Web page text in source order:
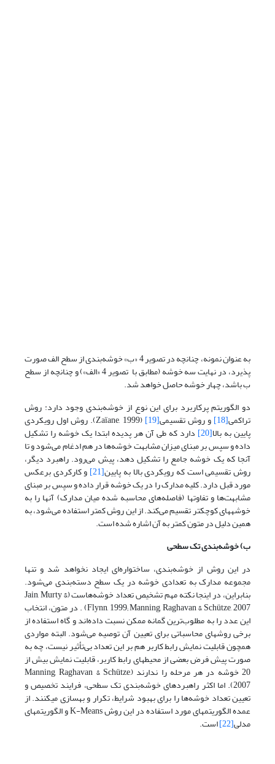
به عنوان نمونه، چنانچه در تصویر 4 «ب» خوشه‌بندی از سطح الف صورت
پذیرد، در نهایت سه خوشه (مطابق با تصویر 4 «الف») و چنانچه از سطح
ب باشد، چهار خوشه حاصل خواهد شد.
دو الگوریتم پرکاربرد برای این نوع از خوشه‌بندی وجود دارد: روش
تراکمی[18] و روش تقسیمی[19] (Zaïane, 1999). روش اول رویکردی
پایین به بالا[20] دارد که طی آن هر پدیده ابتدا یک خوشه را تشکیل
داده و سپس بر مبنای میزان مشابهت خوشه‌ها در هم ادغام می‌شود و تا
آنجا که یک خوشه جامع را تشکیل دهد، پیش می‌رود. راهبرد دیگر،
روش تقسیمی است که رویکردی بالا به پایین[21] و کارکردی برعکس
مورد قبل دارد. کلیه مدارک را در یک خوشه قرار داده و سپس بر مبنای
مشابهت‌ها و تفاوتها (فاصله‌های محاسبه شده میان مدارک) آنها را به
خوشه‏های کوچکتر تقسیم می‌کند. از این روش کمتر استفاده می‌شود، به
همین دلیل در متون کمتر به آن اشاره شده است.
ب) خوشه‌بندی تک سطحی
در این روش از خوشه‌بندی، ساختواره‌ای ایجاد نخواهد شد و تنها
مجموعه مدارک به تعدادی خوشه در یک سطح دسته‌بندی می‌شود.
بنابراین، در اینجا نکته مهم تشخیص تعداد خوشه‌هاست (Jain, Murty &
Flynn, 1999; Manning, Raghavan & Schütze, 2007) . در متون، انتخاب
این عدد را به مطلوب‌ترین گمانه ممکن نسبت داده‌اند و گاه استفاده از
برخی روشهای محاسباتی برای تعیین آن توصیه می‌شود. البته مواردی
همچون قابلیت نمایش رابط کاربر هم بر این تعداد بی‌تأثیر نیست، چه به
صورت پیش فرض بعضی از محیطهای رابط کاربر، قابلیت نمایش بیش از
20 خوشه در هر مرحله را ندارند (Manning, Raghavan & Schütze,
2007). اما اکثر راهبردهای خوشه‌بندی تک‌ سطحی، فرایند تخصیص و
تعیین تعداد خوشه‌ها را برای بهبود شرایط، تکرار و بهسازی می‏کنند. از
عمده الگوریتمهای مورد استفاده در این روش K-Means و الگوریتمهای
مدلی[22] است.